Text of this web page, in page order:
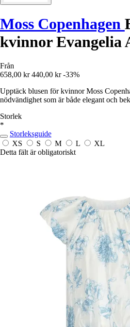
Moss Copenhagen
kvinnor Evangelia
Från
658,00 kr 440,00 kr -33%
Upptäck blusen för kvinnor Moss
nödvändighet som är både elegant och
Storlek
*
Storleksguide
XS
S M L
XL
Detta fält är obligatoriskt